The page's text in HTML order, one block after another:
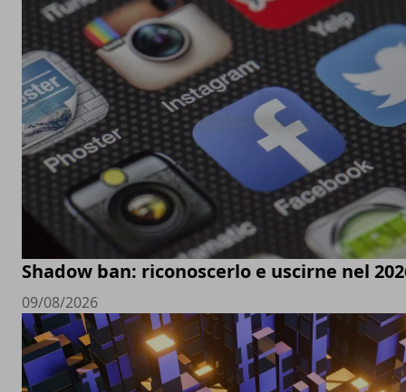
Shadow ban: riconoscerlo e uscirne nel
09/08/2026